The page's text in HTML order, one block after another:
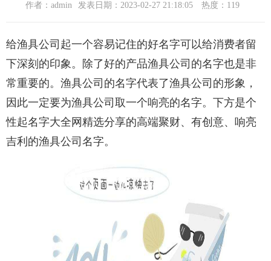
作者：admin 发表日期：2023-02-27 21:18:05 热度：119
给渔具公司起一个容易记住的好名字可以给消费者留
下深刻的印象。除了好的产品渔具公司的名字也是非
常重要的。渔具公司的名字代表了渔具公司的形象，
因此一定要为渔具公司取一个响亮的名字。下方是个
性起名字大全网精选分享的高端聚财、有创意、响亮
吉利的渔具公司名字。